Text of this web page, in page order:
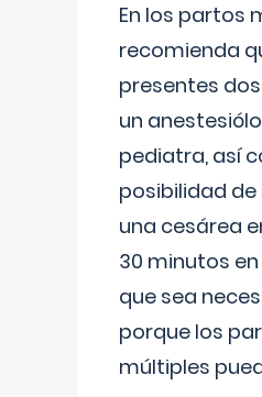
En los partos
recomienda
presentes
un
pediatra, así
posibilidad de
una cesárea
30 minutos
que sea
porque los
múltiples